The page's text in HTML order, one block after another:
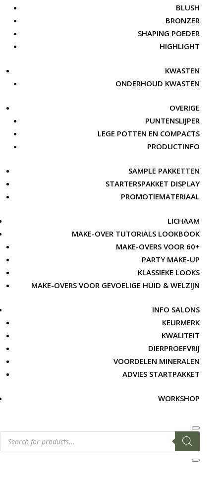
BLUSH
BRONZER
SHAPING POEDER
HIGHLIGHT
KWASTEN
ONDERHOUD KWASTEN
OVERIGE
PUNTENSLIJPER
LEGE POTTEN EN COMPACTS
PRODUCTINFO
SAMPLE PAKKETTEN
STARTERSPAKKET DISPLAY
PROMOTIEMATERIAAL
LICHAAM
MAKE-OVER TUTORIALS LOOKBOOK
MAKE-OVERS VOOR 60+
PARTY MAKE-UP
KLASSIEKE LOOKS
MAKE-OVERS VOOR GEVOELIGE HUID & WELZIJN
INFO SALONS
KEURMERK
KWALITEIT
DIERPROEFVRIJ
VOORDELEN MINERALEN
ADVIES STARTPAKKET
WORKSHOP
Producten
zoeken